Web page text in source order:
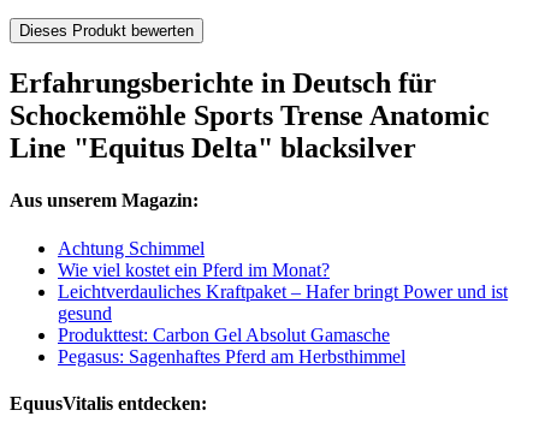
Dieses Produkt bewerten
Erfahrungsberichte in Deutsch für
Schockemöhle Sports Trense Anatomic
Line "Equitus Delta" blacksilver
Aus unserem Magazin:
Achtung Schimmel
Wie viel kostet ein Pferd im Monat?
Leichtverdauliches Kraftpaket – Hafer bringt Power und ist
gesund
Produkttest: Carbon Gel Absolut Gamasche
Pegasus: Sagenhaftes Pferd am Herbsthimmel
EquusVitalis entdecken: